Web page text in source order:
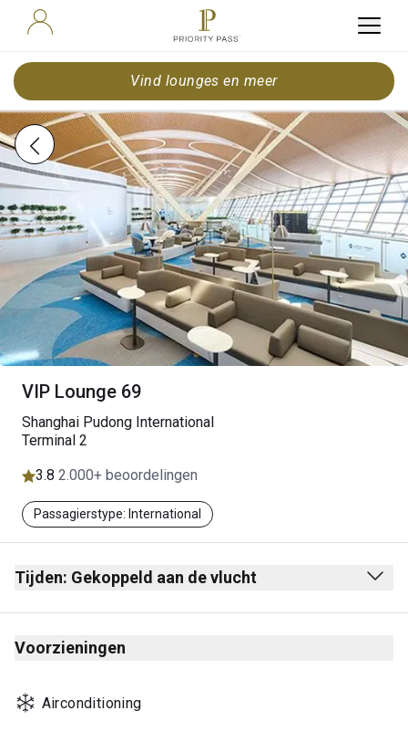
Vind lounges en meer
VIP Lounge 69
Shanghai Pudong International
Terminal 2
3.8 2.000+ beoordelingen
Passagierstype: International
Tijden: Gekoppeld aan de vlucht
6.00 uur tot laatste vlucht
Voorzieningen
Airconditioning